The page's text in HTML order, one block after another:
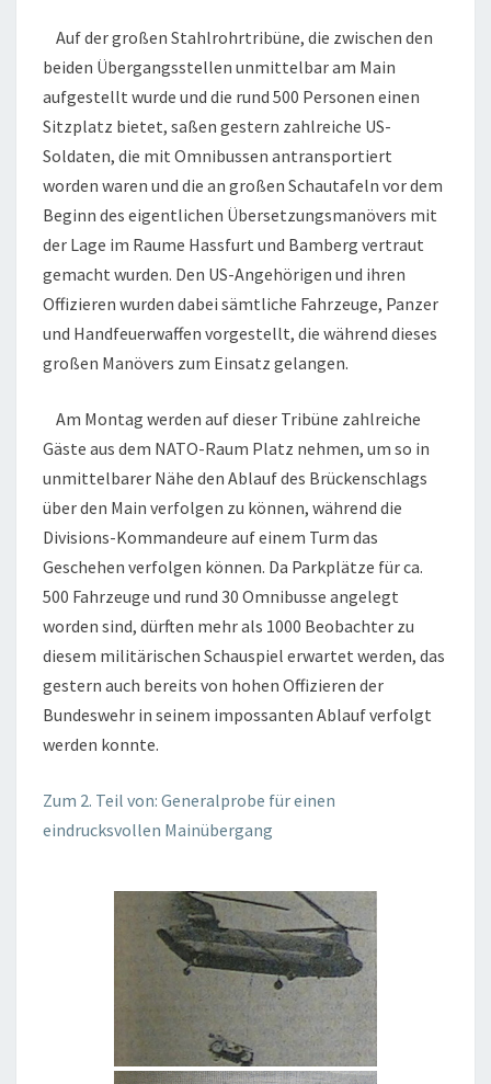
Auf der großen Stahlrohrtribüne, die zwischen den
beiden Übergangsstellen unmittelbar am Main
aufgestellt wurde und die rund 500 Personen einen
Sitzplatz bietet, saßen gestern zahlreiche US-
Soldaten, die mit Omnibussen antransportiert
worden waren und die an großen Schautafeln vor dem
Beginn des eigentlichen Übersetzungsmanövers mit
der Lage im Raume Hassfurt und Bamberg vertraut
gemacht wurden. Den US-Angehörigen und ihren
Offizieren wurden dabei sämtliche Fahrzeuge, Panzer
und Handfeuerwaffen vorgestellt, die während dieses
großen Manövers zum Einsatz gelangen.
Am Montag werden auf dieser Tribüne zahlreiche
Gäste aus dem NATO-Raum Platz nehmen, um so in
unmittelbarer Nähe den Ablauf des Brückenschlags
über den Main verfolgen zu können, während die
Divisions-Kommandeure auf einem Turm das
Geschehen verfolgen können. Da Parkplätze für ca.
500 Fahrzeuge und rund 30 Omnibusse angelegt
worden sind, dürften mehr als 1000 Beobachter zu
diesem militärischen Schauspiel erwartet werden, das
gestern auch bereits von hohen Offizieren der
Bundeswehr in seinem impossanten Ablauf verfolgt
werden konnte.
Zum 2. Teil von: Generalprobe für einen
eindrucksvollen Mainübergang